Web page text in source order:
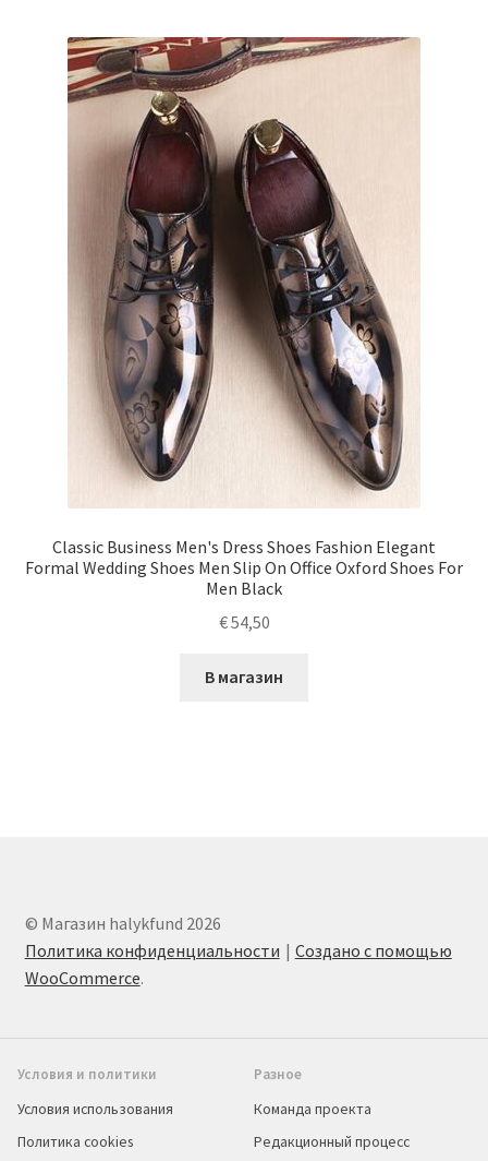
Classic Business Men's Dress Shoes Fashion Elegant
Formal Wedding Shoes Men Slip On Office Oxford Shoes For
Men Black
€54,50
В магазин
© Магазин halykfund 2026
Политика конфиденциальности
Создано с помощью
WooCommerce.
Условия и политики
Условия использования
Политика cookies
Разное
Команда проекта
Редакционный процесс